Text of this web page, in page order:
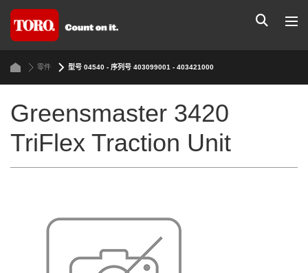
零件 型号 04540 - 序列号 403099001 - 403421000
Greensmaster 3420
TriFlex Traction Unit